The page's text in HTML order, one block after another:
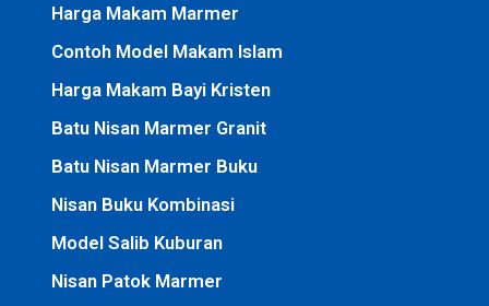
Harga Makam Marmer
Contoh Model Makam Islam
Harga Makam Bayi Kristen
Batu Nisan Marmer Granit
Batu Nisan Marmer Buku
Nisan Buku Kombinasi
Model Salib Kuburan
Nisan Patok Marmer